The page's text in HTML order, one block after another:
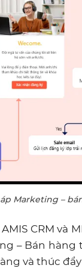
Marketing –
CRM và
– Bán
và thúc